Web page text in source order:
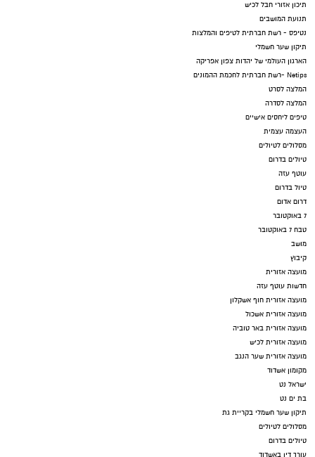
תיכון אזורי חבל לכיש
תנועת המושבים
נטיפס - רשת חברתית לטיפים והמלצות
תיקון שער חשמלי
הארגון העולמי של יהדות צפון אפריקה
Netips -רשת חברתית לחכמת ההמונים
המלצה לסרט
המלצה לסדרה
טיפים ליחסים אישיים
העצמה עצמית
מסלולים לטיולים
טיולים בדרום
עוטף עזה
טיול בדרום
דרום אדום
7 באוקטובר
טבח 7 באוקטובר
מושב
קיבוץ
מועצה אזורית
חדשות עוטף עזה
מועצה אזורית חוף אשקלון
מועצה אזורית אשכול
מועצה אזורית באר טוביה
מועצה אזורית לכיש
מועצה אזורית שער הנגב
מקומון אשדוד
ישראל נט
בת ים נט
תיקון שער חשמלי בקריית גת
מסלולים לטיולים
טיולים בדרום
עורך דין באשדוד